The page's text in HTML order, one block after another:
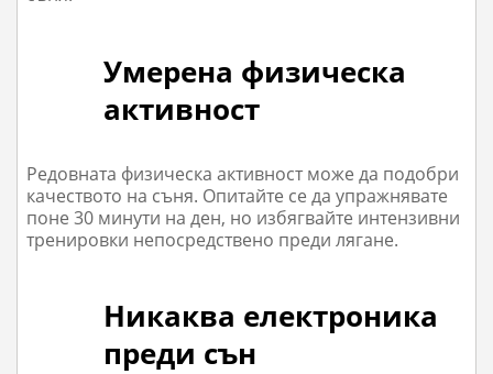
Умерена физическа
активност
Редовната физическа активност може да подобри
качеството на съня. Опитайте се да упражнявате
поне 30 минути на ден, но избягвайте интензивни
тренировки непосредствено преди лягане.
Никаква електроника
преди сън